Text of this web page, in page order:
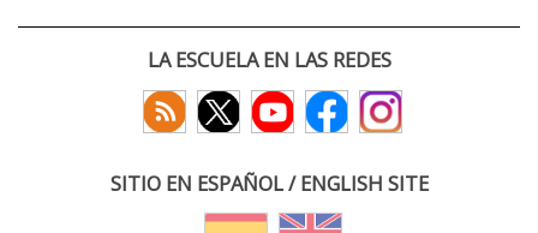
LA ESCUELA EN LAS REDES
SITIO EN ESPAÑOL / ENGLISH SITE